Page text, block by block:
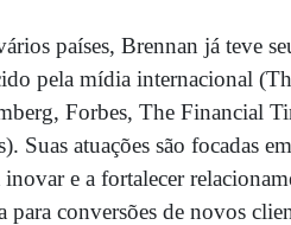
países, Brennan já teve
pela mídia internacional
Forbes, The Financial
Suas atuações são focadas em
inovar e a fortalecer
para conversões de novos